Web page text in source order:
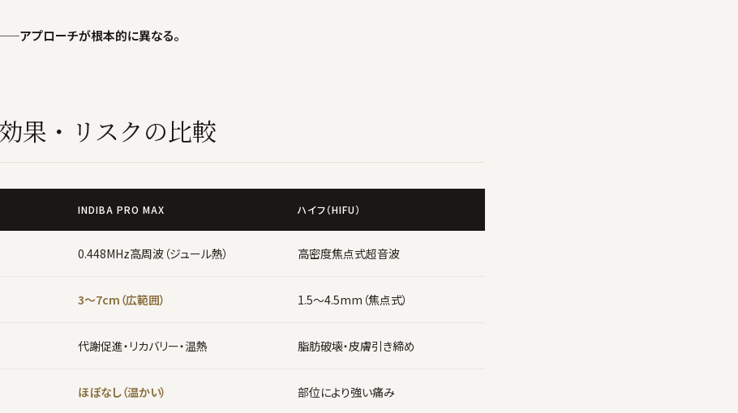
——アプローチが根本的に異なる。
果・リスクの比較
INDIBA PRO MAX ハイフ（HIFU）
0.448MHz高周波（ジュール熱） 高密度焦点式超音波
3〜7cm（広範囲） 1.5〜4.5mm（焦点式）
代謝促進・リカバリー・温熱 脂肪破壊・皮膚引き締め
ほぼなし（温かい） 部位により強い痛み